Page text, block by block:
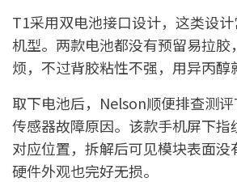
T1采用双电池接口设计，这类设
机型。两款电池都没有预留易拉胶
烦，不过背胶粘性不强，用异丙醇
取下电池后，Nelson顺便排查测
传感器故障原因。该款手机屏下指
对应位置，拆解后可见模块表面没
硬件外观也完好无损。